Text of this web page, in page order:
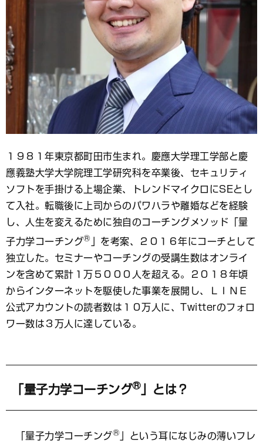
１９８１年東京都町田市生まれ。慶應大学理工学部と慶
應義塾大学大学院理工学研究科を卒業後、セキュリティ
ソフトを手掛ける上場企業、トレンドマイクロにSEとし
て入社。転職後に上司からのパワハラや離婚などを経験
し、人生を変えるために独自のコーチングメソッド「量
子力学コーチング®
」を考案、２０１６年にコーチとして
独立した。セミナーやコーチングの受講生数はオンライ
ンを含めて累計１万５０００人を超える。２０１８年頃
からインターネットを駆使した事業を展開し、ＬＩＮＥ
公式アカウントの読者数は１０万人に、Twitterのフォロ
ワー数は３万人に達している。
「量子力学コーチング®」とは？
「量子力学コーチング® 」という耳になじみの薄いフレ